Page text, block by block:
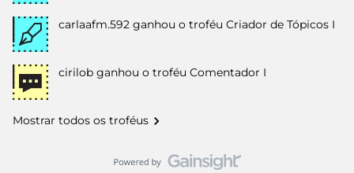
carlaafm.592 ganhou o troféu Criador de Tópicos I
cirilob ganhou o troféu Comentador I
Mostrar todos os troféus